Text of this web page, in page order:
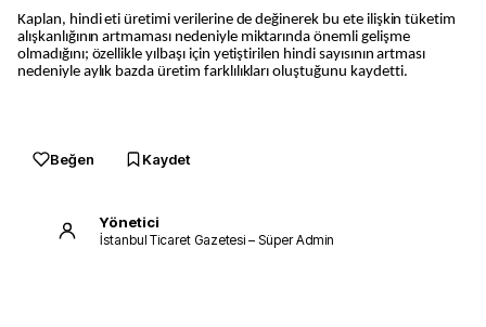
Kaplan, hindi eti üretimi verilerine de değinerek bu ete ilişkin tüketim
alışkanlığının artmaması nedeniyle miktarında önemli gelişme
olmadığını; özellikle yılbaşı için yetiştirilen hindi sayısının artması
nedeniyle aylık bazda üretim farklılıkları oluştuğunu kaydetti.
Beğen Kaydet
Yönetici
İstanbul Ticaret Gazetesi – Süper Admin